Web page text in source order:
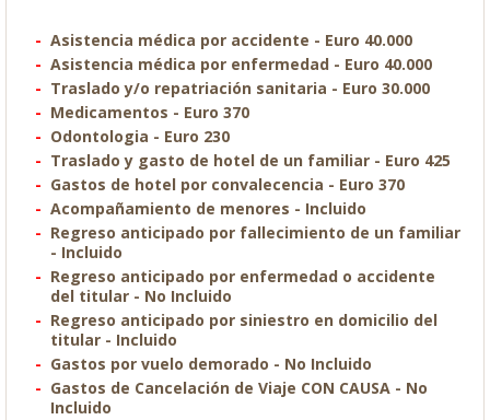
Asistencia médica por accidente - Euro 40.000
Asistencia médica por enfermedad - Euro 40.000
Traslado y/o repatriación sanitaria - Euro 30.000
Medicamentos - Euro 370
Odontologia - Euro 230
Traslado y gasto de hotel de un familiar - Euro 425
Gastos de hotel por convalecencia - Euro 370
Acompañamiento de menores - Incluido
Regreso anticipado por fallecimiento de un familiar
- Incluido
Regreso anticipado por enfermedad o accidente
del titular - No Incluido
Regreso anticipado por siniestro en domicilio del
titular - Incluido
Gastos por vuelo demorado - No Incluido
Gastos de Cancelación de Viaje CON CAUSA - No
Incluido